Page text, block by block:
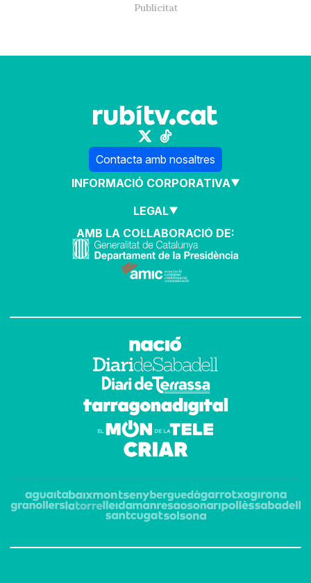
Contacta amb nosaltres
INFORMACIÓ CORPORATIVA
LEGAL
AMB LA COL·LABORACIÓ DE: